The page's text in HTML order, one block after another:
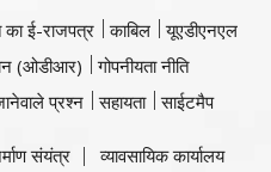
का ई-राजपत्र काबिल
यूएडीएनएल
(ओडीआर)
गोपनीयता नीति
प्रश्न सहायता साईटमैप
संयंत्र
व्यावसायिक कार्यालय